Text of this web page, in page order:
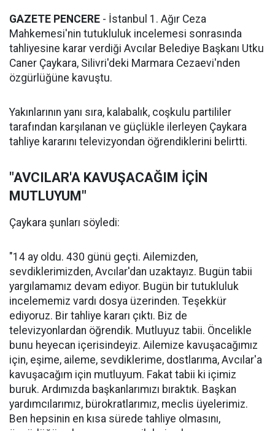
GAZETE PENCERE - İstanbul 1. Ağır Ceza
Mahkemesi'nin tutukluluk incelemesi sonrasında
tahliyesine karar verdiği Avcılar Belediye Başkanı Utku
Caner Çaykara, Silivri'deki Marmara Cezaevi'nden
özgürlüğüne kavuştu.
Yakınlarının yanı sıra, kalabalık, coşkulu partililer
tarafından karşılanan ve güçlükle ilerleyen Çaykara
tahliye kararını televizyondan öğrendiklerini belirtti.
"AVCILAR'A KAVUŞACAĞIM İÇİN
MUTLUYUM"
Çaykara şunları söyledi:
"14 ay oldu. 430 günü geçti. Ailemizden,
sevdiklerimizden, Avcılar'dan uzaktayız. Bugün tabii
yargılamamız devam ediyor. Bugün bir tutukluluk
incelememiz vardı dosya üzerinden. Teşekkür
ediyoruz. Bir tahliye kararı çıktı. Biz de
televizyonlardan öğrendik. Mutluyuz tabii. Öncelikle
bunu heyecan içerisindeyiz. Ailemize kavuşacağımız
için, eşime, aileme, sevdiklerime, dostlarıma, Avcılar'a
kavuşacağım için mutluyum. Fakat tabii ki içimiz
buruk. Ardımızda başkanlarımızı bıraktık. Başkan
yardımcılarımız, bürokratlarımız, meclis üyelerimiz.
Ben hepsinin en kısa sürede tahliye olmasını,